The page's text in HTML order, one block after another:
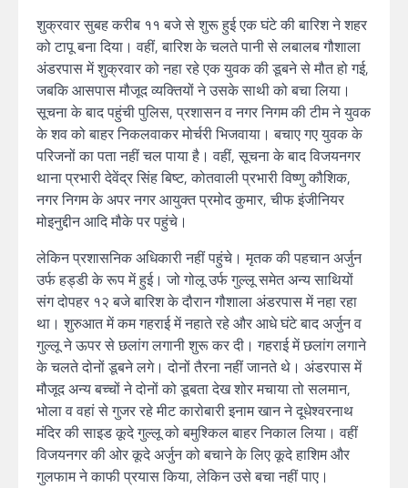
शुक्रवार सुबह करीब ११ बजे से शुरू हुई एक घंटे की बारिश ने शहर
को टापू बना दिया। वहीं, बारिश के चलते पानी से लबालब गौशाला
अंडरपास में शुक्रवार को नहा रहे एक युवक की डूबने से मौत हो गई,
जबकि आसपास मौजूद व्यक्तियों ने उसके साथी को बचा लिया।
सूचना के बाद पहुंची पुलिस, प्रशासन व नगर निगम की टीम ने युवक
के शव को बाहर निकलवाकर मोर्चरी भिजवाया। बचाए गए युवक के
परिजनों का पता नहीं चल पाया है। वहीं, सूचना के बाद विजयनगर
थाना प्रभारी देवेंद्र सिंह बिष्ट, कोतवाली प्रभारी विष्णु कौशिक,
नगर निगम के अपर नगर आयुक्त प्रमोद कुमार, चीफ इंजीनियर
मोइनुद्दीन आदि मौके पर पहुंचे।
लेकिन प्रशासनिक अधिकारी नहीं पहुंचे। मृतक की पहचान अर्जुन
उर्फ हड्डी के रूप में हुई। जो गोलू उर्फ गुल्लू समेत अन्य साथियों
संग दोपहर १२ बजे बारिश के दौरान गौशाला अंडरपास में नहा रहा
था। शुरुआत में कम गहराई में नहाते रहे और आधे घंटे बाद अर्जुन व
गुल्लू ने ऊपर से छलांग लगानी शुरू कर दी। गहराई में छलांग लगाने
के चलते दोनों डूबने लगे। दोनों तैरना नहीं जानते थे। अंडरपास में
मौजूद अन्य बच्चों ने दोनों को डूबता देख शोर मचाया तो सलमान,
भोला व वहां से गुजर रहे मीट कारोबारी इनाम खान ने दूधेश्वरनाथ
मंदिर की साइड कूदे गुल्लू को बमुश्किल बाहर निकाल लिया। वहीं
विजयनगर की ओर कूदे अर्जुन को बचाने के लिए कूदे हाशिम और
गुलफाम ने काफी प्रयास किया, लेकिन उसे बचा नहीं पाए।